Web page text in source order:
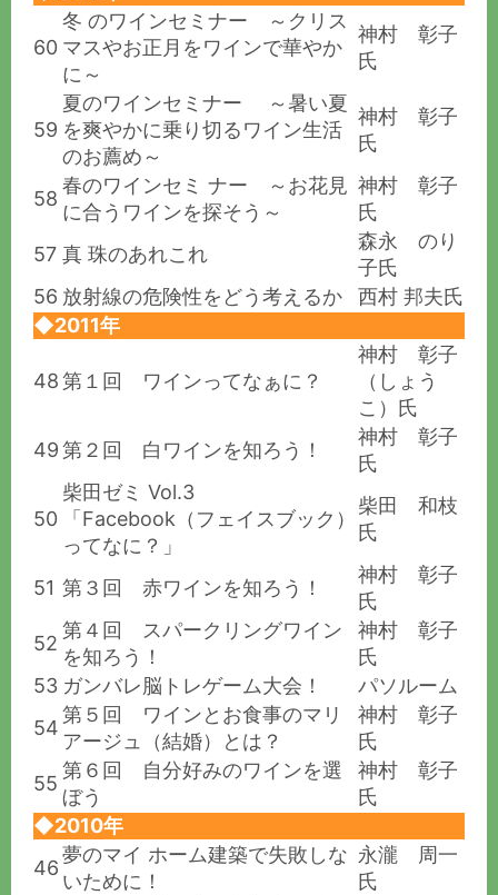
60
冬 のワインセミナー ～クリス
マスやお正月をワインで華やか
に～
神村 彰子
氏
59
夏のワインセミナー ～暑い夏
を爽やかに乗り切るワイン生活
のお薦め～
神村 彰子
氏
58
春のワインセミ ナー ～お花見
に合うワインを探そう～
神村 彰子
氏
57 真 珠のあれこれ
森永 のり
子氏
56 放射線の危険性をどう考えるか
西村 邦夫氏
◆2011年
48第１回 ワインってなぁに？
神村 彰子
（しょう
こ）氏
49第２回 白ワインを知ろう！
神村 彰子
氏
50
柴田ゼミ Vol.3
「Facebook（フェイスブック）
ってなに？」
柴田 和枝
氏
51 第３回 赤ワインを知ろう！
神村 彰子
氏
52
第４回 スパークリングワイン
を知ろう！
神村 彰子
氏
53 ガンバレ脳トレゲーム大会！
パソルーム
54
第５回 ワインとお食事のマリ
アージュ（結婚）とは？
神村 彰子
氏
55
第６回 自分好みのワインを選
ぼう
神村 彰子
氏
◆2010年
46
夢のマイ ホーム建築で失敗しな
いために！
永瀧 周一
氏